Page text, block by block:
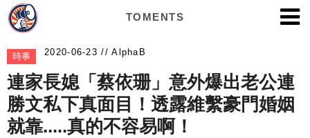
TOMENTS
時事 AlphaB
連家長媳「蔡依珊」意外爆出老公連
勝文私下真面目！透露維繫豪門婚姻
就靠.....真的不容易啊！